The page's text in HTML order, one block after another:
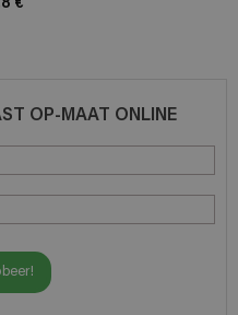
OP-MAAT ONLINE